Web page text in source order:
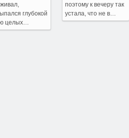
глубокой
целых…
поэтому к вечеру так
устала, что не в…